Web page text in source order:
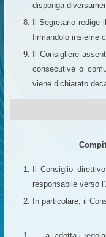
disponga
Il Segretario
firmandolo insieme
Il Consigliere
consecutive o
viene dichiarato
Il Consiglio
responsabile verso
In particolare, il